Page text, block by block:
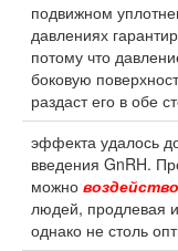
подвижном
давлениях
потому что
боковую
раздаст его в обе
эффекта удалось
введения GnRH.
можно
людей, продлевая
однако не столь